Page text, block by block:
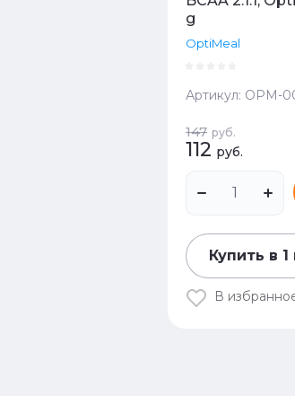
g
OptiMeal
Артикул: OPM-
147 руб.
112 руб.
Купить в 1
В